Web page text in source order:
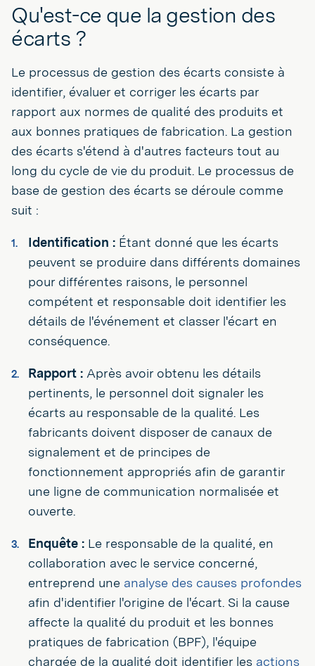
Qu'est-ce que la gestion des
écarts ?
Le processus de gestion des écarts consiste à
identifier, évaluer et corriger les écarts par
rapport aux normes de qualité des produits et
aux bonnes pratiques de fabrication. La gestion
des écarts s'étend à d'autres facteurs tout au
long du cycle de vie du produit. Le processus de
base de gestion des écarts se déroule comme
suit :
Identification :Étant donné que les écarts
peuvent se produire dans différents domaines
pour différentes raisons, le personnel
compétent et responsable doit identifier les
détails de l'événement et classer l'écart en
conséquence.
Rapport :Après avoir obtenu les détails
pertinents, le personnel doit signaler les
écarts au responsable de la qualité. Les
fabricants doivent disposer de canaux de
signalement et de principes de
fonctionnement appropriés afin de garantir
une ligne de communication normalisée et
ouverte.
Enquête :Le responsable de la qualité, en
collaboration avec le service concerné,
entreprend une analyse des causes profondes
afin d'identifier l'origine de l'écart. Si la cause
affecte la qualité du produit et les bonnes
pratiques de fabrication (BPF), l'équipe
chargée de la qualité doit identifier les actions